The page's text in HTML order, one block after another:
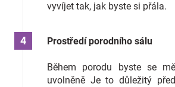
vyvíjet tak, jak byste si přála.
Prostředí porodního sálu
Během porodu byste se
uvolněně Je to důležitý